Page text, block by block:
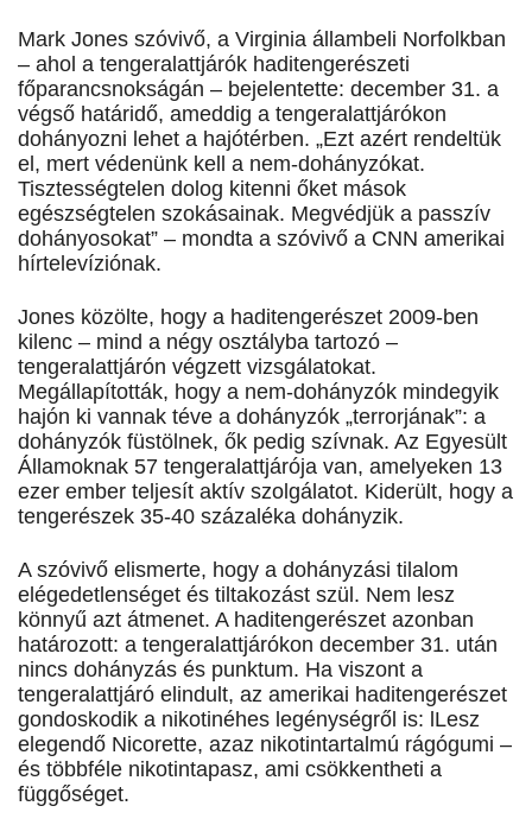
Mark Jones szóvivő, a Virginia állambeli Norfolkban
– ahol a tengeralattjárók haditengerészeti
főparancsnokságán – bejelentette: december 31. a
végső határidő, ameddig a tengeralattjárókon
dohányozni lehet a hajótérben. „Ezt azért rendeltük
el, mert védenünk kell a nem-dohányzókat.
Tisztességtelen dolog kitenni őket mások
egészségtelen szokásainak. Megvédjük a passzív
dohányosokat” – mondta a szóvivő a CNN amerikai
hírtelevíziónak.
Jones közölte, hogy a haditengerészet 2009-ben
kilenc – mind a négy osztályba tartozó –
tengeralattjárón végzett vizsgálatokat.
Megállapították, hogy a nem-dohányzók mindegyik
hajón ki vannak téve a dohányzók „terrorjának”: a
dohányzók füstölnek, ők pedig szívnak. Az Egyesült
Államoknak 57 tengeralattjárója van, amelyeken 13
ezer ember teljesít aktív szolgálatot. Kiderült, hogy a
tengerészek 35-40 százaléka dohányzik.
A szóvivő elismerte, hogy a dohányzási tilalom
elégedetlenséget és tiltakozást szül. Nem lesz
könnyű azt átmenet. A haditengerészet azonban
határozott: a tengeralattjárókon december 31. után
nincs dohányzás és punktum. Ha viszont a
tengeralattjáró elindult, az amerikai haditengerészet
gondoskodik a nikotinéhes legénységről is: lLesz
elegendő Nicorette, azaz nikotintartalmú rágógumi –
és többféle nikotintapasz, ami csökkentheti a
függőséget.